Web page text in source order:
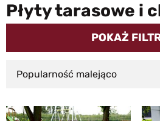
Płyty tarasowe i
POKAŻ
Popularność malejąco